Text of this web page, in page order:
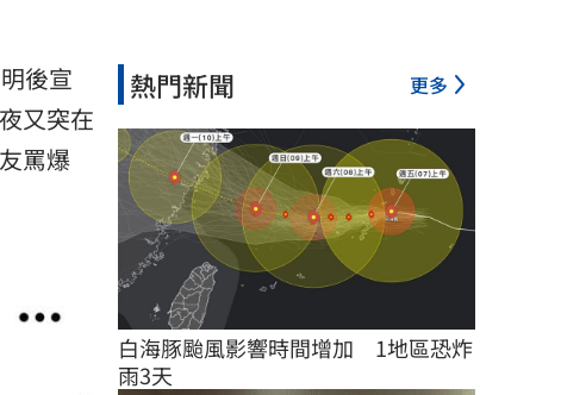
後宣
又突在
罵爆
熱門新聞 更多
白海豚颱風影響時間增加　1地區恐炸
雨3天